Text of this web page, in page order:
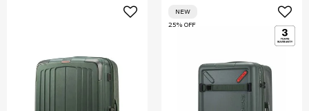
25% OFF
NEW